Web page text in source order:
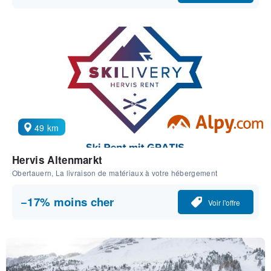
49 km
Hervis Altenmarkt
Obertauern, La livraison de matériaux à votre hébergement
−17% moins cher Voir l'offre